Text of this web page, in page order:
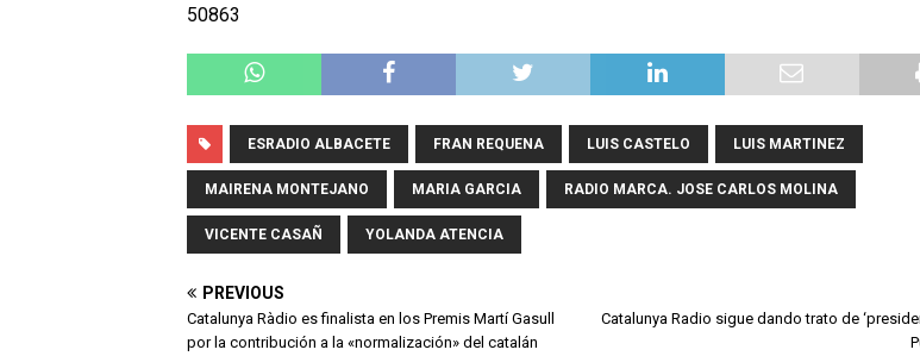
50863
ESRADIO ALBACETE FRAN REQUENA LUIS CASTELO LUIS MARTINEZ
MAIRENA MONTEJANO MARIA GARCIA RADIO MARCA. JOSE CARLOS MOLINA
VICENTE CASAÑ YOLANDA ATENCIA
PREVIOUS
Catalunya Ràdio es finalista en los Premis Martí Gasull
por la contribución a la «normalización» del catalán
Catalunya Radio sigue dando trato de